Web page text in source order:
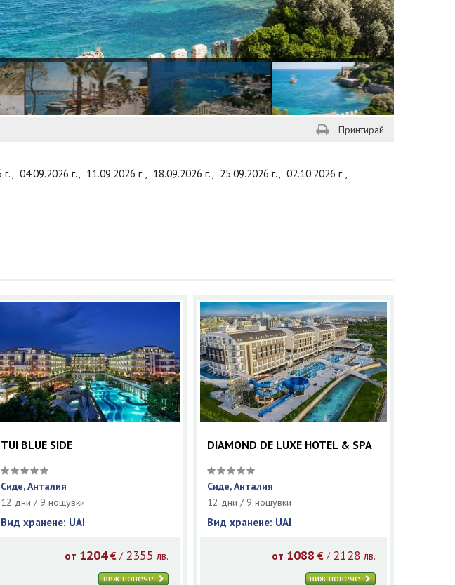
Принтирай
г., 04.09.2026 г., 11.09.2026 г., 18.09.2026 г., 25.09.2026 г., 02.10.2026 г.,
TUI BLUE SIDE
Сиде, Анталия
12 дни / 9 нощувки
Вид хранене: UAI
от 1204 € / 2355 лв.
виж повече
DIAMOND DE LUXE HOTEL & SPA
Сиде, Анталия
12 дни / 9 нощувки
Вид хранене: UAI
от 1088 € / 2128 лв.
виж повече